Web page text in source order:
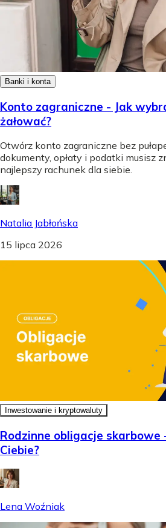
Banki i konta
Konto zagraniczne - Jak
żałować?
Otwórz konto zagraniczne bez
dokumenty, opłaty i podatki musisz
najlepszy rachunek dla siebie.
Natalia Jabłońska
15 lipca 2026
Inwestowanie i kryptowaluty
Rodzinne obligacje skarbowe
Ciebie?
Lena Woźniak